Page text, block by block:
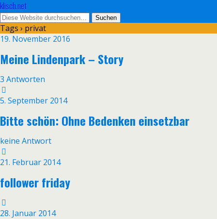
klisch.net
Tags › privat
19. November 2016
Meine Lindenpark – Story
3 Antworten
5. September 2014
Bitte schön: Ohne Bedenken einsetzbar
keine Antwort
21. Februar 2014
follower friday
28. Januar 2014